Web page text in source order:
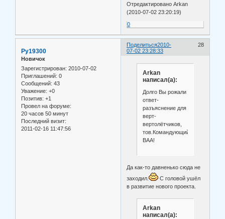
Отредактировано Arkan
(2010-07-02 23:20:19)
0
Поделиться 28
2010-
07-02 23:28:33
Ру19300
Новичок
Зарегистрирован: 2010-07-02
Приглашений: 0
Сообщений: 43
Уважение: +0
Позитив: +1
Провел на форуме:
20 часов 50 минут
Последний визит:
2011-02-16 11:47:56
Arkan
написал(а):
Долго Вы рожали
ответ-
разъяснение для
верт-
вертолётчиков,
тов.Командующий
ВАА!
Да как-то давненько сюда не
заходил.
С головой ушёл
в развитие нового проекта.
Arkan
написал(а):